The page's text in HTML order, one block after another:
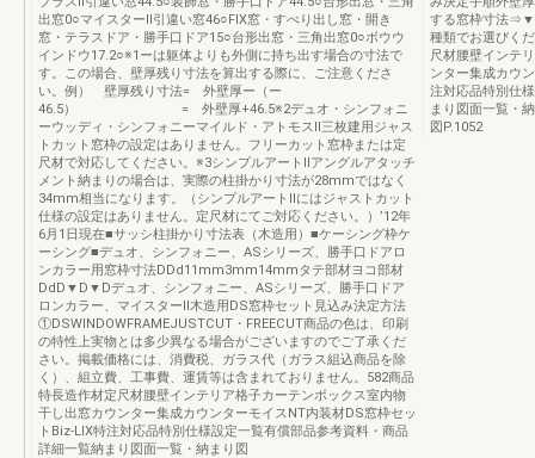
出窓0○マイスターⅡ引違い窓46○FIX窓・すべり出し窓・開き
窓・テラスドア・勝手口ドア15○台形出窓・三角出窓0○ボウウ
インドウ17.2○※1ーは躯体よりも外側に持ち出す場合の寸法で
す。この場合、壁厚残り寸法を算出する際に、ご注意くださ
い。例） 壁厚残り寸法= 外壁厚ー（ー
46.5） = 外壁厚+46.5※2デュオ・シンフォニ
ーウッディ・シンフォニーマイルド・アトモスⅡ三枚建用ジャス
トカット窓枠の設定はありません。フリーカット窓枠または定
尺材で対応してください。※3シンプルアートⅡアングルアタッチ
メント納まりの場合は、実際の柱掛かり寸法が28mmではなく
34mm相当になります。（シンプルアートⅡにはジャストカット
仕様の設定はありません。定尺材にてご対応ください。）’12年
6月1日現在■サッシ柱掛かり寸法表（木造用）■ケーシング枠ケ
ーシング■デュオ、シンフォニー、ASシリーズ、勝手口ドアロ
ンカラー用窓枠寸法DDd11mm3mm14mmタテ部材ヨコ部材
DdD▼D▼Dデュオ、シンフォニー、ASシリーズ、勝手口ドア
ロンカラー、マイスターⅡ木造用DS窓枠セット見込み決定方法
①DSWINDOWFRAMEJUSTCUT・FREECUT商品の色は、印刷
の特性上実物とは多少異なる場合がございますのでご了承くだ
さい。掲載価格には、消費税、ガラス代（ガラス組込商品を除
く）、組立費、工事費、運賃等は含まれておりません。582商品
特長造作材定尺材腰壁インテリア格子カーテンボックス室内物
干し出窓カウンター集成カウンターモイスNT内装材DS窓枠セッ
トBiz-LIX特注対応品特別仕様設定一覧有償部品参考資料・商品
詳細一覧納まり図面一覧・納まり図
する窓枠寸法
種類でお選びく
尺材腰壁インテ
ンター集成カウ
注対応品特別仕
まり図面一覧・
図P.1052